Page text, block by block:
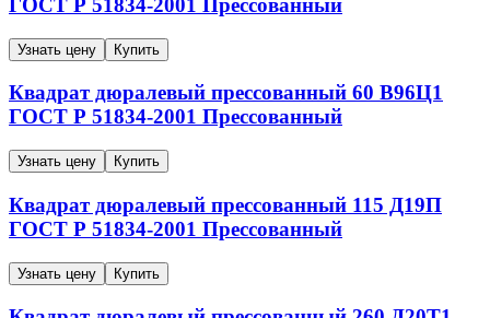
ГОСТ Р 51834-2001 Прессованный
Узнать цену Купить
Квадрат дюралевый прессованный 60 В96Ц1
ГОСТ Р 51834-2001 Прессованный
Узнать цену Купить
Квадрат дюралевый прессованный 115 Д19П
ГОСТ Р 51834-2001 Прессованный
Узнать цену Купить